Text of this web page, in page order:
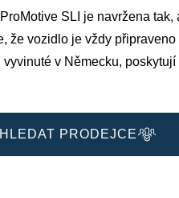
SLI je navržena
že vozidlo je vždy
vyvinuté v Německu,
PRODEJCE